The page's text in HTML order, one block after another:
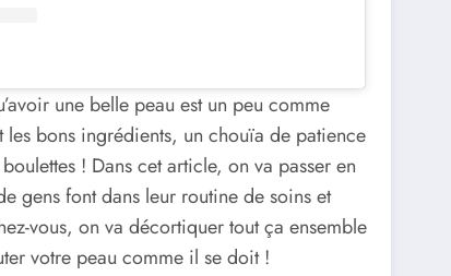
une belle peau est un peu comme
bons ingrédients, un chouïa de patience
! Dans cet article, on va passer en
gens font dans leur routine de soins et
vous, on va décortiquer tout ça ensemble
votre peau comme il se doit !